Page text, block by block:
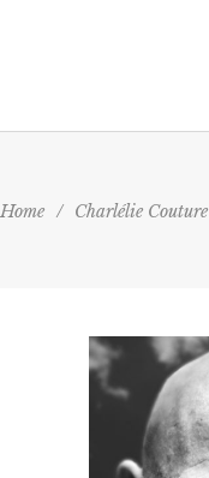
Home / Charlélie Couture